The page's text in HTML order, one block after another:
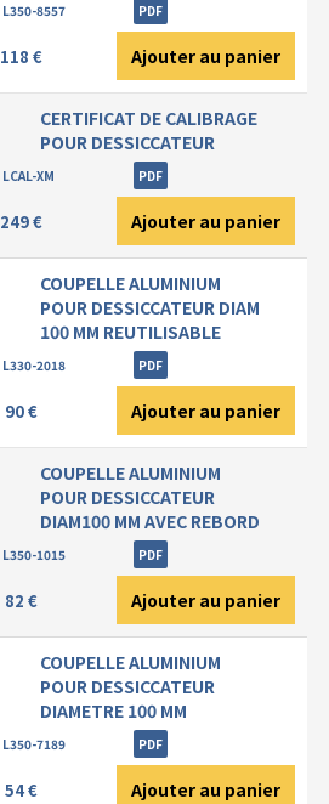
L350-8557 PDF
118 € Ajouter au panier
CERTIFICAT DE CALIBRAGE
POUR DESSICCATEUR
LCAL-XM PDF
249 € Ajouter au panier
COUPELLE ALUMINIUM
POUR DESSICCATEUR DIAM
100 MM REUTILISABLE
L330-2018 PDF
90 € Ajouter au panier
COUPELLE ALUMINIUM
POUR DESSICCATEUR
DIAM100 MM AVEC REBORD
L350-1015 PDF
82 € Ajouter au panier
COUPELLE ALUMINIUM
POUR DESSICCATEUR
DIAMETRE 100 MM
L350-7189 PDF
54 € Ajouter au panier